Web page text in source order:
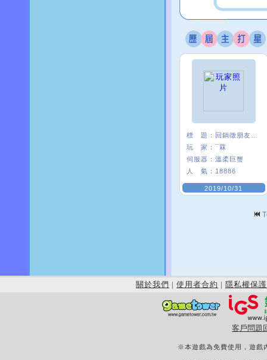
標 題：
玩 家： ¯罧
伺服器： 溫柔巨蟹
人 氣： 18886
2019/10/31
關於我們 | 使用者合約 | 隱私權保護
客戶問題
※本遊戲為免費使用，遊戲